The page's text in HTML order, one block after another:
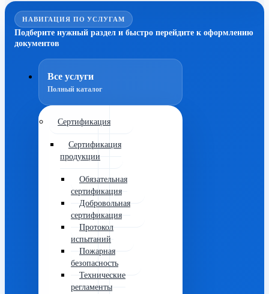
НАВИГАЦИЯ ПО УСЛУГАМ
Подберите нужный раздел и быстро перейдите к оформлению
документов
Все услуги
Полный каталог
Сертификация
Сертификация
продукции
Обязательная
сертификация
Добровольная
сертификация
Протокол
испытаний
Пожарная
безопасность
Технические
регламенты